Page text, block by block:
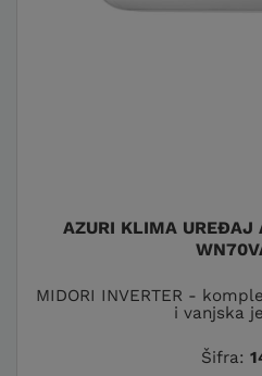
AZURI KLIMA
MIDORI INVERTER -
i vanjska
Šifra: